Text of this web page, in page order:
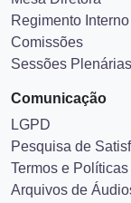
Regimento Interno
Comissões
Sessões Plenárias
Comunicação
LGPD
Pesquisa de
Termos e Políticas
Arquivos de